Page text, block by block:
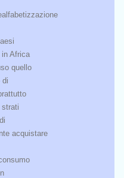
Africa
quello
di
acquistare